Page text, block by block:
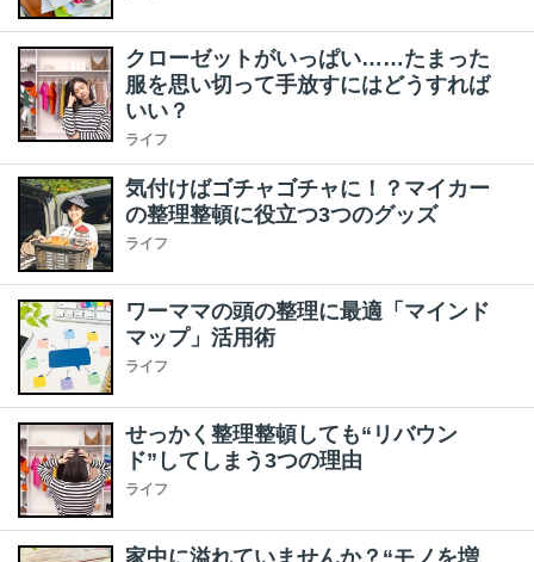
クローゼットがいっぱい……たまった
服を思い切って手放すにはどうすれば
いい？
ライフ
気付けばゴチャゴチャに！？マイカー
の整理整頓に役立つ3つのグッズ
ライフ
ワーママの頭の整理に最適「マインド
マップ」活用術
ライフ
せっかく整理整頓しても“リバウン
ド”してしまう3つの理由
ライフ
家中に溢れていませんか？“モノを増